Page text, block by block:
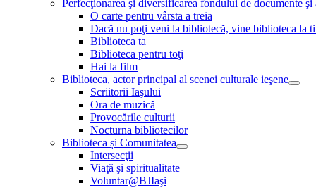
Perfecţionarea şi diversificarea fondului de documente
O carte pentru vârsta a treia
Dacă nu poţi veni la bibliotecă, vine biblioteca la
Biblioteca ta
Biblioteca pentru toţi
Hai la film
Biblioteca, actor principal al scenei culturale ieşene
Scriitorii Iaşului
Ora de muzică
Provocările culturii
Nocturna bibliotecilor
Biblioteca și Comunitatea
Intersecţii
Viaţă şi spiritualitate
Voluntar@BJIaşi